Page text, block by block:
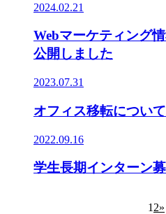
2024.02.21
Webマーケティング
公開しました
2023.07.31
オフィス移転につい
2022.09.16
学生長期インターン
1 2»